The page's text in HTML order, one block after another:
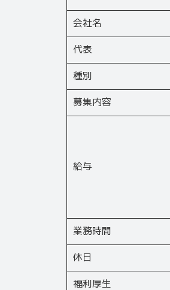
会社名
代表
種別
募集内容
給与
業務時間
休日
福利厚生